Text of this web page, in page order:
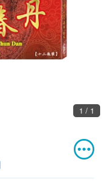
1 / 1